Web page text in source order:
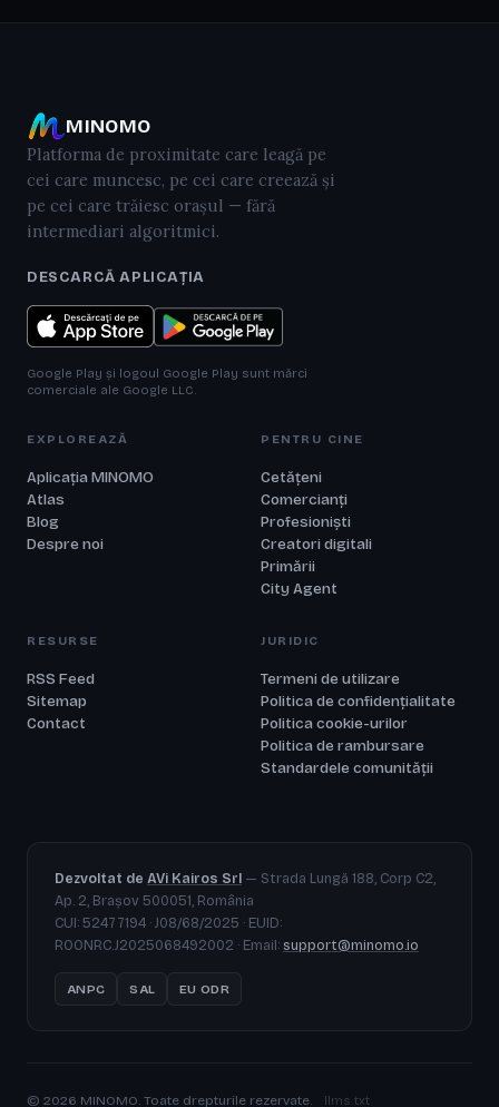
MINOMO
Platforma de proximitate care leagă pe
cei care muncesc, pe cei care creează și
pe cei care trăiesc orașul — fără
intermediari algoritmici.
DESCARCĂ APLICAȚIA
Google Play și logoul Google Play sunt mărci
comerciale ale Google LLC.
EXPLOREAZĂ
Aplicația MINOMO
Atlas
Blog
Despre noi
PENTRU CINE
Cetățeni
Comercianți
Profesioniști
Creatori digitali
Primării
City Agent
RESURSE
RSS Feed
Sitemap
Contact
JURIDIC
Termeni de utilizare
Politica de confidențialitate
Politica cookie-urilor
Politica de rambursare
Standardele comunității
Dezvoltat de AVi Kairos Srl — Strada Lungă 188, Corp C2,
Ap. 2, Brașov 500051, România
CUI: 52477194 · J08/68/2025 · EUID:
ROONRC.J2025068492002 · Email: support@minomo.io
ANPC SAL EU ODR
© 2026 MINOMO. Toate drepturile rezervate. llms.txt